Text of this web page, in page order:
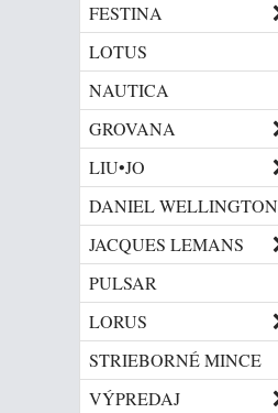
FESTINA
LOTUS
NAUTICA
GROVANA
LIU•JO
DANIEL WELLINGTON
JACQUES LEMANS
PULSAR
LORUS
STRIEBORNÉ MINCE
VÝPREDAJ